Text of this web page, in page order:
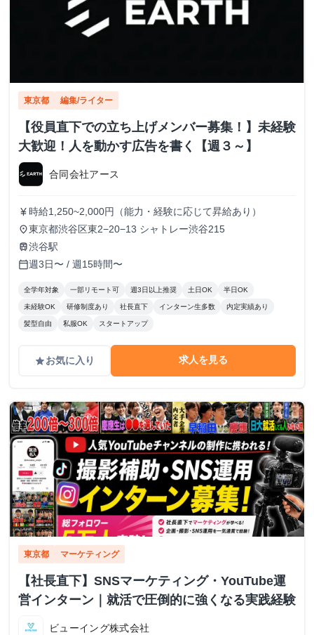
東京都 編集/ライター
【役員直下での立ち上げメンバー募集！】未経験
大歓迎！人を動かす広告を書く【週３～】
合同会社アース
currency_yen 時給1,250~2,000円（能力・経験に応じて昇給あり）
place東京都渋谷区東2−20−13 シャトレー渋谷215
train渋谷駅
calendar_today週3日〜 / 週15時間〜
全学年対象 一部リモート可 週3日以上推奨 土日OK 半日OK
未経験OK 研修制度あり 社長直下 インターン生多数 内定実績あり
髪型自由 私服OK スタートアップ
gradeお気に入り 求人を見る
東京都 マーケティング
【社長直下】SNSマーケティング・YouTube運
営インターン｜就活で圧倒的に強くなる実践経験
ビューイング株式会社